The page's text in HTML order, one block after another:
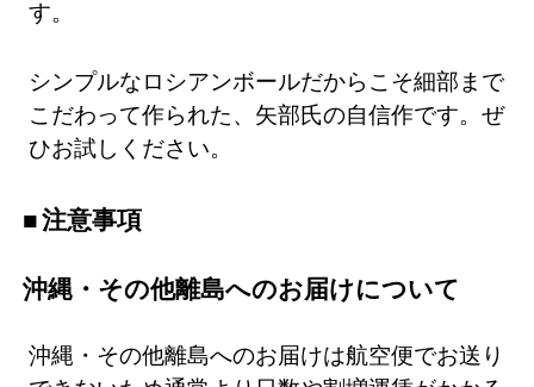
す。
シンプルなロシアンボールだからこそ細部まで
こだわって作られた、矢部氏の自信作です。ぜ
ひお試しください。
注意事項
沖縄・その他離島へのお届けについて
沖縄・その他離島へのお届けは航空便でお送り